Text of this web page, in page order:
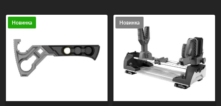
Новинка Новинка